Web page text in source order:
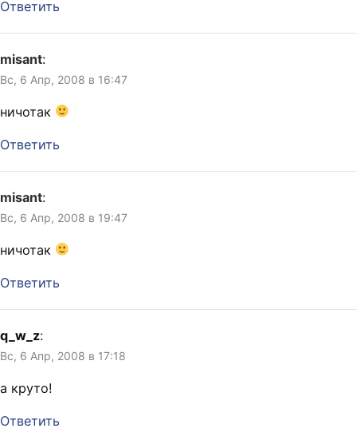
Ответить
misant:
Вс, 6 Апр, 2008 в 16:47
ничотак
Ответить
misant:
Вс, 6 Апр, 2008 в 19:47
ничотак
Ответить
q_w_z:
Вс, 6 Апр, 2008 в 17:18
а круто!
Ответить